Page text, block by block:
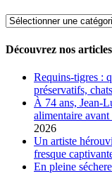
Découvrez
catégories
Découvrez nos
Requins-tigres :
préservatifs,
À 74 ans, Jean-
alimentaire
2026
Un artiste
fresque
En pleine